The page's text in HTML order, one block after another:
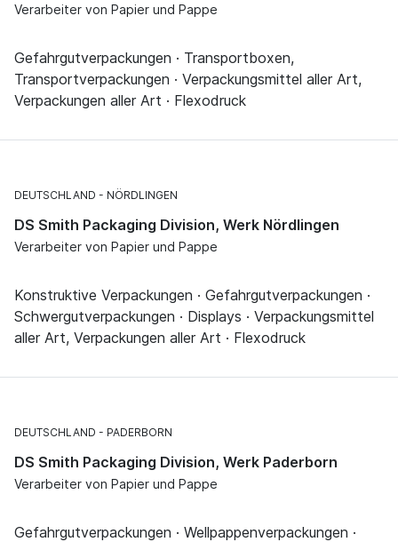
Verarbeiter von Papier und Pappe
Gefahrgutverpackungen · Transportboxen,
Transportverpackungen · Verpackungsmittel aller Art,
Verpackungen aller Art · Flexodruck
DEUTSCHLAND NÖRDLINGEN
DS Smith Packaging Division, Werk Nördlingen
Verarbeiter von Papier und Pappe
Konstruktive Verpackungen · Gefahrgutverpackungen ·
Schwergutverpackungen · Displays · Verpackungsmittel
aller Art, Verpackungen aller Art · Flexodruck
DEUTSCHLAND PADERBORN
DS Smith Packaging Division, Werk Paderborn
Verarbeiter von Papier und Pappe
Gefahrgutverpackungen · Wellpappenverpackungen ·